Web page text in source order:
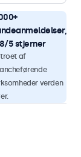
5 stjerner
af
verden